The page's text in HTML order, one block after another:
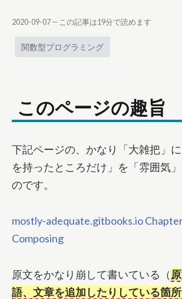
2020-09-07 — この記事は19分で読めます
関数型プログラミング
このページの趣旨
下記ページの、かなり「大雑把」
を持ったところだけ」を「雰囲気
のです。
mostly-adequate.gitbooks.io
Composing
原文をかなり崩して書いている（
語、文章を追加したりしている箇